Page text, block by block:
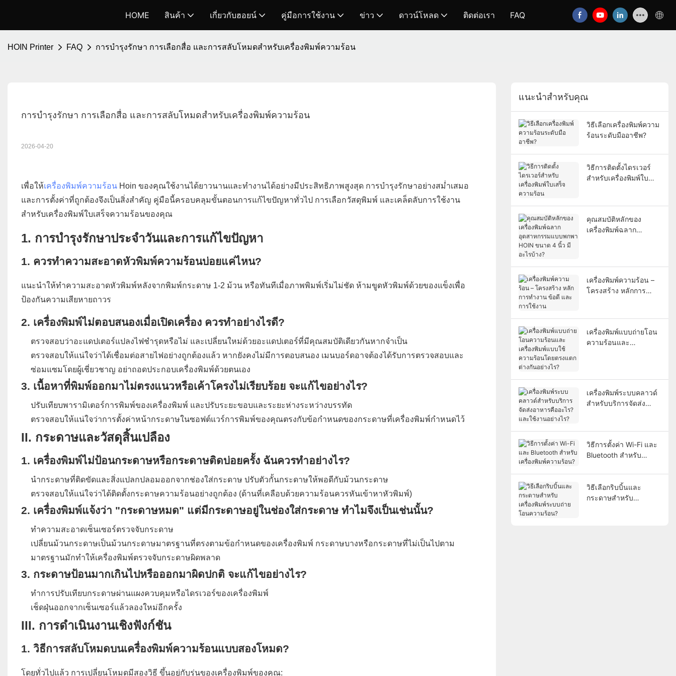
HOME สินค้า เกี่ยวกับฮอยน์ คู่มือการใช้งาน ข่าว ดาวน์โหลด ติดต่อเรา FAQ
HOIN Printer FAQ การบำรุงรักษา การเลือกสื่อ และการสลับโหมดสำหรับเครื่องพิมพ์ความร้อน
การบำรุงรักษา การเลือกสื่อ และการสลับโหมดสำหรับเครื่องพิมพ์ความร้อน
2026-04-20
เพื่อให้เครื่องพิมพ์ความร้อนHoin ของคุณใช้งานได้ยาวนานและทำงานได้อย่างมีประสิทธิภาพสูงสุด การบำรุงรักษาอย่างสม่ำเสมอ
และการตั้งค่าที่ถูกต้องจึงเป็นสิ่งสำคัญ คู่มือนี้ครอบคลุมขั้นตอนการแก้ไขปัญหาทั่วไป การเลือกวัสดุพิมพ์ และเคล็ดลับการใช้งาน
สำหรับเครื่องพิมพ์ใบเสร็จความร้อนของคุณ
1. การบำรุงรักษาประจำวันและการแก้ไขปัญหา
1. ควรทำความสะอาดหัวพิมพ์ความร้อนบ่อยแค่ไหน?
แนะนำให้ทำความสะอาดหัวพิมพ์หลังจากพิมพ์กระดาษ 1-2 ม้วน หรือทันทีเมื่อภาพพิมพ์เริ่มไม่ชัด ห้ามขูดหัวพิมพ์ด้วยของแข็งเพื่อ
ป้องกันความเสียหายถาวร
2. เครื่องพิมพ์ไม่ตอบสนองเมื่อเปิดเครื่อง ควรทำอย่างไรดี?
ตรวจสอบว่าอะแดปเตอร์แปลงไฟชำรุดหรือไม่ และเปลี่ยนใหม่ด้วยอะแดปเตอร์ที่มีคุณสมบัติเดียวกันหากจำเป็น
ตรวจสอบให้แน่ใจว่าได้เชื่อมต่อสายไฟอย่างถูกต้องแล้ว หากยังคงไม่มีการตอบสนอง เมนบอร์ดอาจต้องได้รับการตรวจสอบและ
ซ่อมแซมโดยผู้เชี่ยวชาญ อย่าถอดประกอบเครื่องพิมพ์ด้วยตนเอง
3. เนื้อหาที่พิมพ์ออกมาไม่ตรงแนวหรือเค้าโครงไม่เรียบร้อย จะแก้ไขอย่างไร?
ปรับเทียบพารามิเตอร์การพิมพ์ของเครื่องพิมพ์ และปรับระยะขอบและระยะห่างระหว่างบรรทัด
ตรวจสอบให้แน่ใจว่าการตั้งค่าหน้ากระดาษในซอฟต์แวร์การพิมพ์ของคุณตรงกับข้อกำหนดของกระดาษที่เครื่องพิมพ์กำหนดไว้
II. กระดาษและวัสดุสิ้นเปลือง
1. เครื่องพิมพ์ไม่ป้อนกระดาษหรือกระดาษติดบ่อยครั้ง ฉันควรทำอย่างไร?
นำกระดาษที่ติดขัดและสิ่งแปลกปลอมออกจากช่องใส่กระดาษ ปรับตัวกั้นกระดาษให้พอดีกับม้วนกระดาษ
ตรวจสอบให้แน่ใจว่าได้ติดตั้งกระดาษความร้อนอย่างถูกต้อง (ด้านที่เคลือบด้วยความร้อนควรหันเข้าหาหัวพิมพ์)
2. เครื่องพิมพ์แจ้งว่า "กระดาษหมด" แต่มีกระดาษอยู่ในช่องใส่กระดาษ ทำไมจึงเป็นเช่นนั้น?
ทำความสะอาดเซ็นเซอร์ตรวจจับกระดาษ
เปลี่ยนม้วนกระดาษเป็นม้วนกระดาษมาตรฐานที่ตรงตามข้อกำหนดของเครื่องพิมพ์ กระดาษบางหรือกระดาษที่ไม่เป็นไปตาม
มาตรฐานมักทำให้เครื่องพิมพ์ตรวจจับกระดาษผิดพลาด
3. กระดาษป้อนมากเกินไปหรือออกมาผิดปกติ จะแก้ไขอย่างไร?
ทำการปรับเทียบกระดาษผ่านแผงควบคุมหรือไดรเวอร์ของเครื่องพิมพ์
เช็ดฝุ่นออกจากเซ็นเซอร์แล้วลองใหม่อีกครั้ง
III. การดำเนินงานเชิงฟังก์ชัน
1. วิธีการสลับโหมดบนเครื่องพิมพ์ความร้อนแบบสองโหมด?
โดยทั่วไปแล้ว การเปลี่ยนโหมดมีสองวิธี ขึ้นอยู่กับรุ่นของเครื่องพิมพ์ของคุณ:
แนะนำสำหรับคุณ
วิธีเลือกเครื่องพิมพ์ความ
ร้อนระดับมืออาชีพ?
วิธีการติดตั้งไดรเวอร์
สำหรับเครื่องพิมพ์ใบ
คุณสมบัติหลักของ
เครื่องพิมพ์ฉลาก
เครื่องพิมพ์ความร้อน –
โครงสร้าง หลักการ
เครื่องพิมพ์แบบถ่ายโอน
ความร้อนและ
เครื่องพิมพ์ระบบคลาวด์
สำหรับบริการจัดส่ง
วิธีการตั้งค่า Wi-Fi และ
Bluetooth สำหรับ
วิธีเลือกริบบิ้นและ
กระดาษสำหรับ